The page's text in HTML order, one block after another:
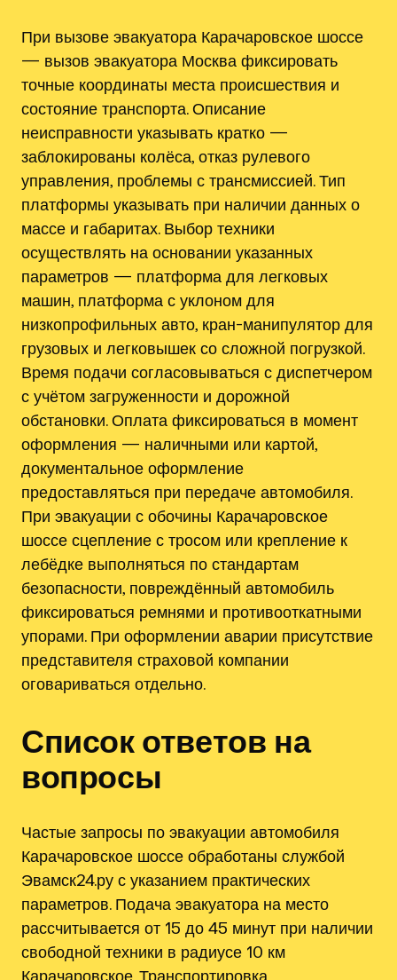
При вызове эвакуатора Карачаровское шоссе
— вызов эвакуатора Москва фиксировать
точные координаты места происшествия и
состояние транспорта. Описание
неисправности указывать кратко —
заблокированы колёса, отказ рулевого
управления, проблемы с трансмиссией. Тип
платформы указывать при наличии данных о
массе и габаритах. Выбор техники
осуществлять на основании указанных
параметров — платформа для легковых
машин, платформа с уклоном для
низкопрофильных авто, кран-манипулятор для
грузовых и легковышек со сложной погрузкой.
Время подачи согласовываться с диспетчером
с учётом загруженности и дорожной
обстановки. Оплата фиксироваться в момент
оформления — наличными или картой,
документальное оформление
предоставляться при передаче автомобиля.
При эвакуации с обочины Карачаровское
шоссе сцепление с тросом или крепление к
лебёдке выполняться по стандартам
безопасности, повреждённый автомобиль
фиксироваться ремнями и противооткатными
упорами. При оформлении аварии присутствие
представителя страховой компании
оговариваться отдельно.
Список ответов на
вопросы
Частые запросы по эвакуации автомобиля
Карачаровское шоссе обработаны службой
Эвамск24.ру с указанием практических
параметров. Подача эвакуатора на место
рассчитывается от 15 до 45 минут при наличии
свободной техники в радиусе 10 км
Карачаровское. Транспортировка